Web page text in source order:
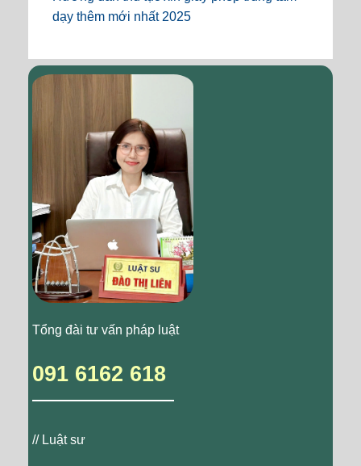
dạy thêm mới nhất 2025
Tổng đài tư vấn pháp luật
091 6162 618
// Luật sư